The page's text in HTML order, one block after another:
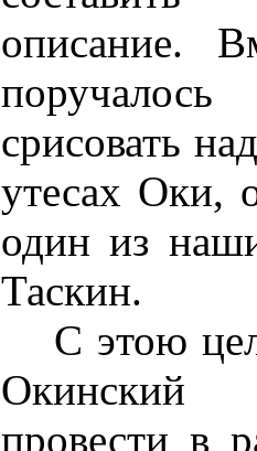
описание.
срисовать
утесах Оки,
один из
Таскин.
С этою
Окинский
провести в